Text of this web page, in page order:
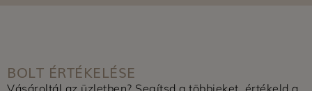
BOLT ÉRTÉKELÉSE
Vásároltál az üzletben? Segítsd a többieket, értékeld a